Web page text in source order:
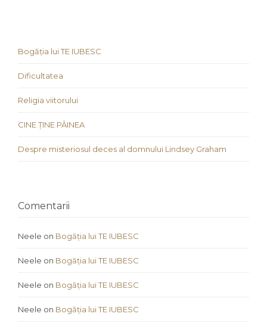
Bogăția lui TE IUBESC
Dificultatea
Religia viitorului
CINE ȚINE PÂINEA
Despre misteriosul deces al domnului Lindsey Graham
Comentarii
Neele on Bogăția lui TE IUBESC
Neele on Bogăția lui TE IUBESC
Neele on Bogăția lui TE IUBESC
Neele on Bogăția lui TE IUBESC